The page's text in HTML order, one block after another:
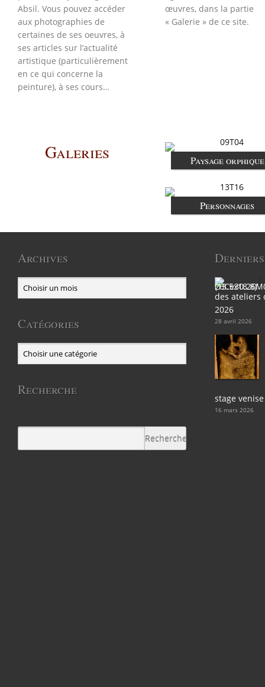
Absil. Vous pouvez accéder
aux photographies de
certaines de ses oeuvres, à
ses articles sur l’actualité
artistique (particulièrement
en ce qui concerne la
peinture), à ses cours…
œuvres, dans la partie
« Galerie » de ce site.
Galeries Paysage orphique
Personnages
Archives
Catégories
Recherche
des ateliers
2026
28 avril 2026
stage
16 mars 2026